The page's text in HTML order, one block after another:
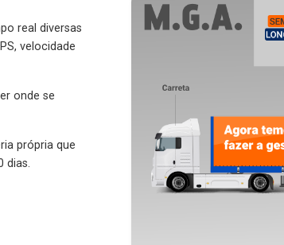
real diversas
velocidade
onde se
própria que
dias.